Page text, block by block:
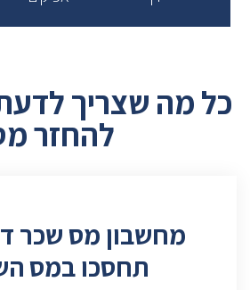
כל מה שצריך
להחזר
מחשבון מס שכר
תחסכו במס